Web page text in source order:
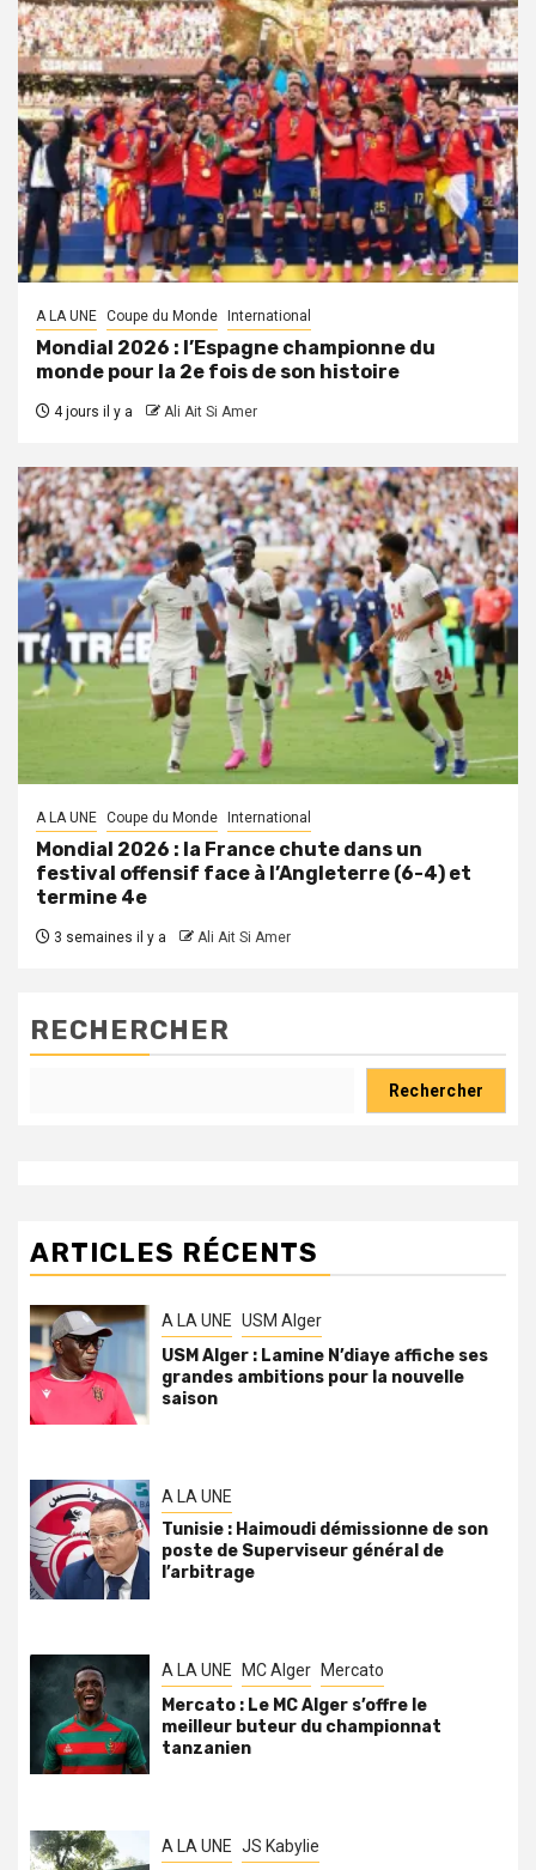
A LA UNE Coupe du Monde International
Mondial 2026 : l’Espagne championne du
monde pour la 2e fois de son histoire
4 jours il y a Ali Ait Si Amer
A LA UNE Coupe du Monde International
Mondial 2026 : la France chute dans un
festival offensif face à l’Angleterre (6-4) et
termine 4e
3 semaines il y a Ali Ait Si Amer
RECHERCHER
Rechercher
ARTICLES RÉCENTS
A LA UNE USM Alger
USM Alger : Lamine N’diaye affiche ses
grandes ambitions pour la nouvelle
saison
A LA UNE
Tunisie : Haimoudi démissionne de son
poste de Superviseur général de
l’arbitrage
A LA UNE MC Alger Mercato
Mercato : Le MC Alger s’offre le
meilleur buteur du championnat
tanzanien
A LA UNE JS Kabylie